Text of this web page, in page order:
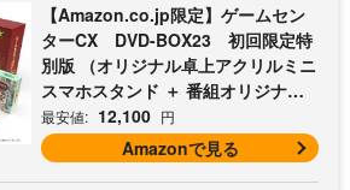
【Amazon.co.jp限定】ゲームセン
ターCX DVD-BOX23 初回限定特
別版 （オリジナル卓上アクリルミニ
スマホスタンド ＋ 番組オリジナル
マイクロファイバークロス（オレン
ジ） 付） [DVD]
最安値: 12,100 円
Amazonで見る